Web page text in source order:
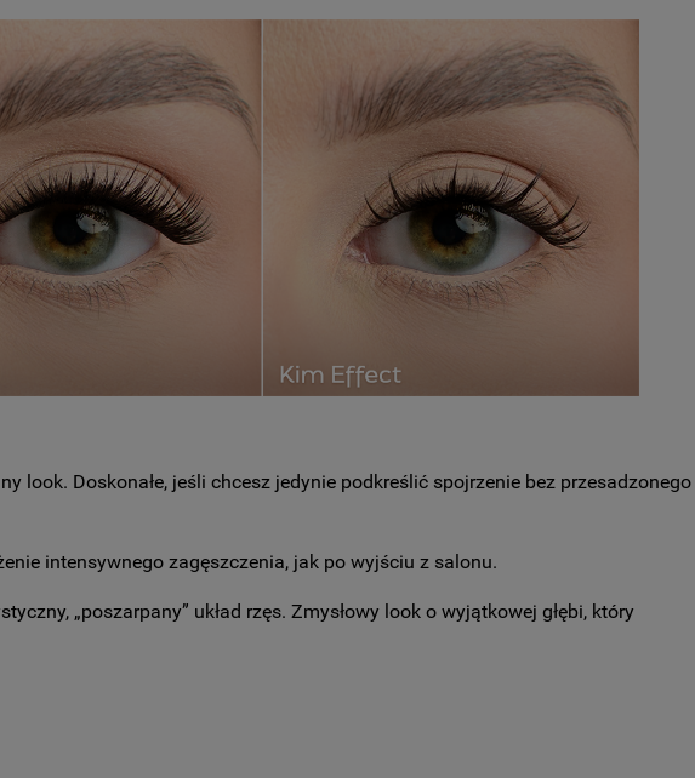
look. Doskonałe, jeśli chcesz jedynie podkreślić spojrzenie bez przesadzonego
intensywnego zagęszczenia, jak po wyjściu z salonu.
„poszarpany” układ rzęs. Zmysłowy look o wyjątkowej głębi, który